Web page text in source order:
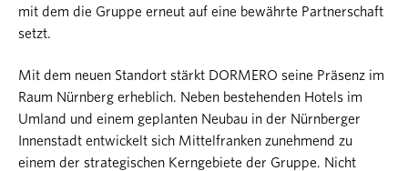
mit dem die Gruppe erneut auf eine bewährte Partnerschaft
setzt.
Mit dem neuen Standort stärkt DORMERO seine Präsenz im
Raum Nürnberg erheblich. Neben bestehenden Hotels im
Umland und einem geplanten Neubau in der Nürnberger
Innenstadt entwickelt sich Mittelfranken zunehmend zu
einem der strategischen Kerngebiete der Gruppe. Nicht